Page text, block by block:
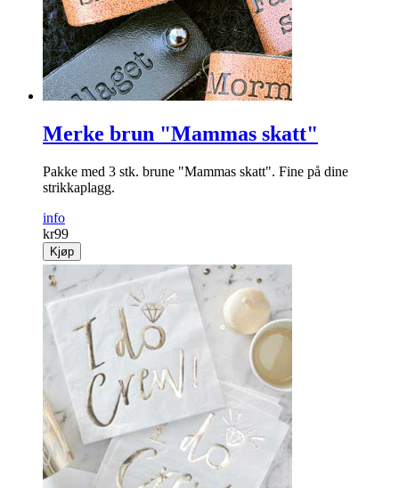
Merke brun "Mammas skatt"
Pakke med 3 stk. brune "Mammas skatt". Fine på dine
strikkaplagg.
info
kr99
Kjøp